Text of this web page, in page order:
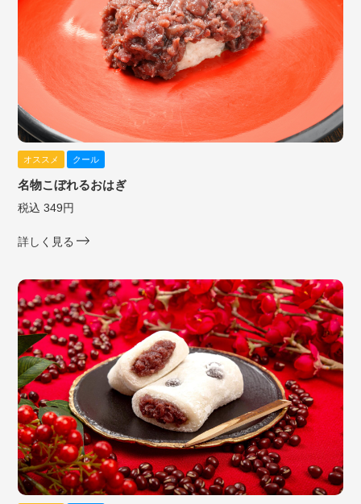
オススメ クール
名物こぼれるおはぎ
税込 349円
詳しく見る